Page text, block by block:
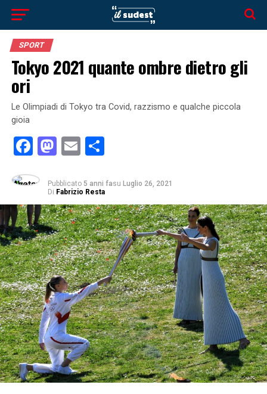
SPORT
Tokyo 2021 quante ombre dietro gli
ori
Le Olimpiadi di Tokyo tra Covid, razzismo e qualche piccola
gioia
Facebook
Mastodon
EmailCondividi
Pubblicato 5 anni fasu Luglio 26, 2021
Di Fabrizio Resta